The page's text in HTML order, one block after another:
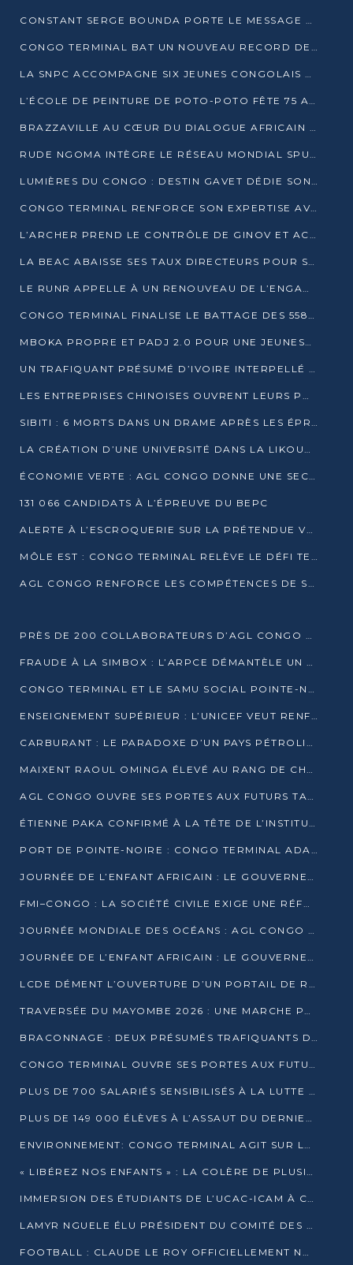
CONSTANT SERGE BOUNDA PORTE LE MESSAGE DE COMPASSION DE DENIS SASSOU NGUESSO EN IRAN
CONGO TERMINAL BAT UN NOUVEAU RECORD DE PRODUCTIVITÉ AU PORT DE POINTE-NOIRE
LA SNPC ACCOMPAGNE SIX JEUNES CONGOLAIS AUX OLYMPIADES PANAFRICAINES DE MATHÉMATIQUES
L’ÉCOLE DE PEINTURE DE POTO-POTO FÊTE 75 ANS AU SERVICE DE L’ART CONGOLAIS
BRAZZAVILLE AU CŒUR DU DIALOGUE AFRICAIN SUR LES OBJECTIFS DE DÉVELOPPEMENT DURABLE
RUDE NGOMA INTÈGRE LE RÉSEAU MONDIAL SPUTNIK PRO APRÈS UNE FORMATION À MOSCOU
LUMIÈRES DU CONGO : DESTIN GAVET DÉDIE SON PRIX À L’UNITÉ NATIONALE ET À LA JEUNESSE
CONGO TERMINAL RENFORCE SON EXPERTISE AVEC NEUF NOUVEAUX FORMATEURS EN ENGINS PORTUAIRES
L’ARCHER PREND LE CONTRÔLE DE GINOV ET ACCÉLÈRE SON VIRAGE NUMÉRIQUE
LA BEAC ABAISSE SES TAUX DIRECTEURS POUR SOUTENIR LA CROISSANCE EN ZONE CEMAC
LE RUNR APPELLE À UN RENOUVEAU DE L’ENGAGEMENT MILITANT
CONGO TERMINAL FINALISE LE BATTAGE DES 558 PIEUX DU FUTUR QUAI DU MÔLE EST
MBOKA PROPRE ET PADJ 2.0 POUR UNE JEUNESSE PLUS AUTONOME
UN TRAFIQUANT PRÉSUMÉ D’IVOIRE INTERPELLÉ À DOLISIE
LES ENTREPRISES CHINOISES OUVRENT LEURS PORTES AUX JEUNES DIPLÔMÉS
SIBITI : 6 MORTS DANS UN DRAME APRÈS LES ÉPREUVES DU BEPC
LA CRÉATION D’UNE UNIVERSITÉ DANS LA LIKOUALA AU CŒUR D’UNE RÉFLEXION NATIONALE
ÉCONOMIE VERTE : AGL CONGO DONNE UNE SECONDE VIE À SES DÉCHETS INDUSTRIELS
131 066 CANDIDATS À L’ÉPREUVE DU BEPC
ALERTE À L’ESCROQUERIE SUR LA PRÉTENDUE VENTE DE PARCELLES AFAT
MÔLE EST : CONGO TERMINAL RELÈVE LE DÉFI TECHNIQUE DES SABLES BITUMINEUX
AGL CONGO RENFORCE LES COMPÉTENCES DE SES ÉQUIPES AVEC LA CERTIFICATION CACES® R483
PRÈS DE 200 COLLABORATEURS D’AGL CONGO EN FORMATION JUSQU’EN JUILLET
FRAUDE À LA SIMBOX : L’ARPCE DÉMANTÈLE UN RÉSEAU UTILISANT DES CARTES SIM OUGANDAISES
CONGO TERMINAL ET LE SAMU SOCIAL POINTE-NOIRE RENOUVELLENT LEUR PARTENARIAT EN FAVEUR DES JEUNES VULNÉRABLES
ENSEIGNEMENT SUPÉRIEUR : L’UNICEF VEUT RENFORCER LA RECHERCHE SUR LES QUESTIONS DE L’ENFANCE
CARBURANT : LE PARADOXE D’UN PAYS PÉTROLIER CONFRONTÉ À DES PÉNURIES RÉCURRENTES
MAIXENT RAOUL OMINGA ÉLEVÉ AU RANG DE CHEVALIER DE L’ORDRE DE L’AMITIÉ ENTRE LA RUSSIE ET LE CONGO
AGL CONGO OUVRE SES PORTES AUX FUTURS TALENTS DE LA LOGISTIQUE
ÉTIENNE PAKA CONFIRMÉ À LA TÊTE DE L’INSTITUT GÉOGRAPHIQUE NATIONAL
PORT DE POINTE-NOIRE : CONGO TERMINAL ADAPTE SON DRAGAGE AUX SABLES BITUMINEUX
JOURNÉE DE L’ENFANT AFRICAIN : LE GOUVERNEMENT RÉAFFIRME SON ENGAGEMENT POUR L’ACCÈS À L’EAU ET À L’ASSAINISSEMENT
FMI–CONGO : LA SOCIÉTÉ CIVILE EXIGE UNE RÉFORME DE LA FISCALITÉ PÉTROLIÈRE
JOURNÉE MONDIALE DES OCÉANS : AGL CONGO MOBILISE SES COLLABORATEURS POUR LA PRÉSERVATION DE LA BIODIVERSITÉ MARINE
JOURNÉE DE L’ENFANT AFRICAIN : LE GOUVERNEMENT MOBILISÉ POUR L’HYGIÈNE DANS LES ORPHELINATS
LCDE DÉMENT L’OUVERTURE D’UN PORTAIL DE RECRUTEMENT ET APPELLE À LA VIGILANCE
TRAVERSÉE DU MAYOMBE 2026 : UNE MARCHE POUR SENSIBILISER ET DÉPISTER AU DIABÈTE
BRACONNAGE : DEUX PRÉSUMÉS TRAFIQUANTS D’HIPPOPOTAME ÉCROUÉS À BRAZZAVILLE
CONGO TERMINAL OUVRE SES PORTES AUX FUTURS INGÉNIEURS DE L’UCAC-ICAM
PLUS DE 700 SALARIÉS SENSIBILISÉS À LA LUTTE CONTRE LA TUBERCULOSE À CONGO TERMINAL
PLUS DE 149 000 ÉLÈVES À L’ASSAUT DU DERNIER CEPE
ENVIRONNEMENT: CONGO TERMINAL AGIT SUR LE TERRAIN ET FORME LES PLUS JEUNES
« LIBÉREZ NOS ENFANTS » : LA COLÈRE DE PLUSIEURS MÈRES À BRAZZAVILLE CONTRE LA DGSP
IMMERSION DES ÉTUDIANTS DE L’UCAC-ICAM À CONGO TERMINAL
LAMYR NGUELE ÉLU PRÉSIDENT DU COMITÉ DES MEMBRES D’HONNEUR DU PCT
FOOTBALL : CLAUDE LE ROY OFFICIELLEMENT NOMMÉ SÉLECTIONNEUR DU CONGO